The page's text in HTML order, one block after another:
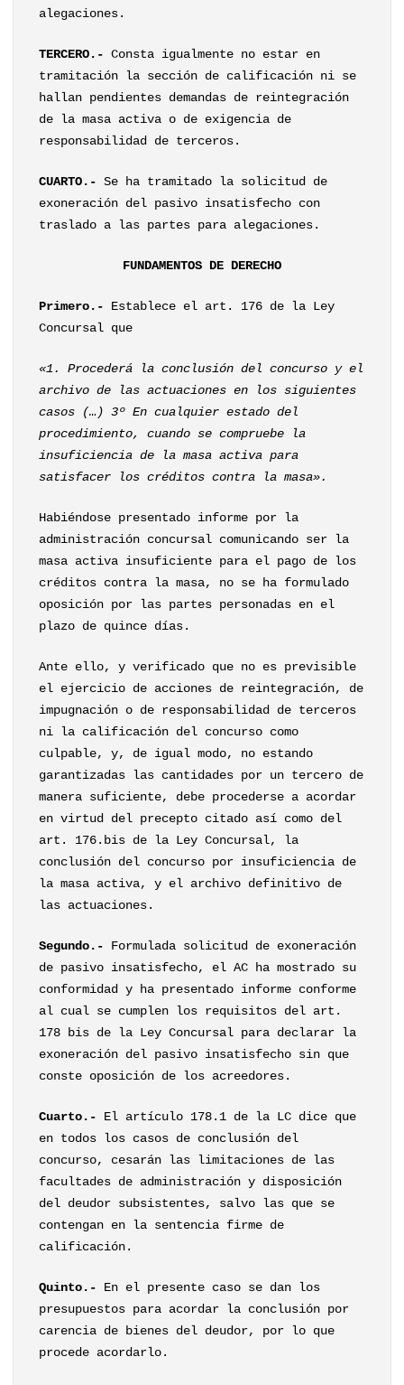
alegaciones.
TERCERO.- Consta igualmente no estar en
tramitación la sección de calificación ni se
hallan pendientes demandas de reintegración
de la masa activa o de exigencia de
responsabilidad de terceros.
CUARTO.- Se ha tramitado la solicitud de
exoneración del pasivo insatisfecho con
traslado a las partes para alegaciones.
FUNDAMENTOS DE DERECHO
Primero.- Establece el art. 176 de la Ley
Concursal que
«1. Procederá la conclusión del concurso y el
archivo de las actuaciones en los siguientes
casos (…) 3º En cualquier estado del
procedimiento, cuando se compruebe la
insuficiencia de la masa activa para
satisfacer los créditos contra la masa».
Habiéndose presentado informe por la
administración concursal comunicando ser la
masa activa insuficiente para el pago de los
créditos contra la masa, no se ha formulado
oposición por las partes personadas en el
plazo de quince días.
Ante ello, y verificado que no es previsible
el ejercicio de acciones de reintegración, de
impugnación o de responsabilidad de terceros
ni la calificación del concurso como
culpable, y, de igual modo, no estando
garantizadas las cantidades por un tercero de
manera suficiente, debe procederse a acordar
en virtud del precepto citado así como del
art. 176.bis de la Ley Concursal, la
conclusión del concurso por insuficiencia de
la masa activa, y el archivo definitivo de
las actuaciones.
Segundo.- Formulada solicitud de exoneración
de pasivo insatisfecho, el AC ha mostrado su
conformidad y ha presentado informe conforme
al cual se cumplen los requisitos del art.
178 bis de la Ley Concursal para declarar la
exoneración del pasivo insatisfecho sin que
conste oposición de los acreedores.
Cuarto.- El artículo 178.1 de la LC dice que
en todos los casos de conclusión del
concurso, cesarán las limitaciones de las
facultades de administración y disposición
del deudor subsistentes, salvo las que se
contengan en la sentencia firme de
calificación.
Quinto.- En el presente caso se dan los
presupuestos para acordar la conclusión por
carencia de bienes del deudor, por lo que
procede acordarlo.